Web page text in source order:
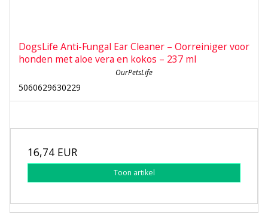
DogsLife Anti-Fungal Ear Cleaner – Oorreiniger voor
honden met aloe vera en kokos – 237 ml
OurPetsLife
5060629630229
16,74 EUR
Toon artikel